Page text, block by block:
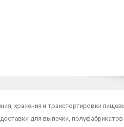
хранения и транспортировки
для выпечки,